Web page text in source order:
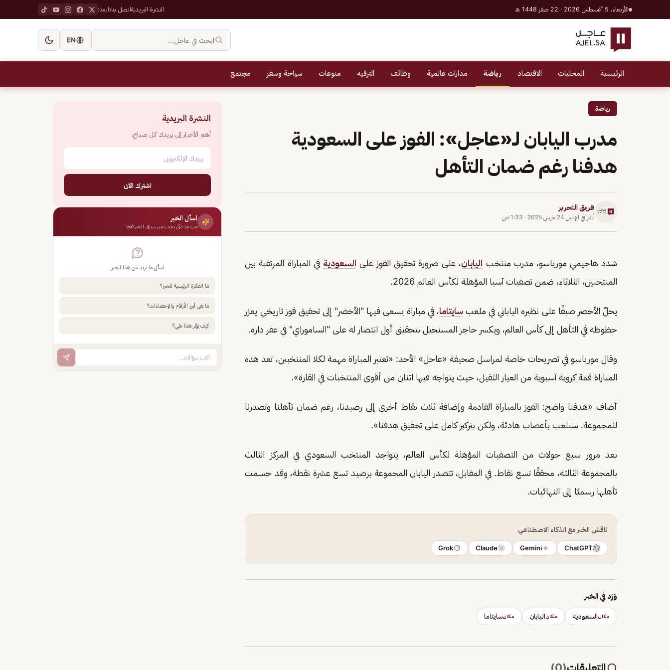
الأربعاء، 5 أغسطس 2026 · 22 صفر 1448 هـ النشرة البريديةاتصل بناتابعنا:
ابحث في عاجل… EN
الرئيسية المحليات الاقتصاد رياضة مدارات عالمية وظائف الترفيه منوعات سياحة وسفر مجتمع
رياضة
مدرب اليابان لـ«عاجل»: الفوز على السعودية
هدفنا رغم ضمان التأهل
فريق التحرير
نُشر في الإثنين 24 مارس 2025 · 1:33 ص
شدد هاجيمي مورياسو، مدرب منتخب اليابان، على ضرورة تحقيق الفوز على السعودية في المباراة المرتقبة بين
المنتخبين، الثلاثاء، ضمن تصفيات آسيا المؤهلة لكأس العالم 2026.
يحلّ الأخضر ضيفًا على نظيره الياباني في ملعبسايتاما، في مباراة يسعى فيها "الأخضر" إلى تحقيق فوز تاريخي يعزز
حظوظه في التأهل إلى كأس العالم، ويكسر حاجز المستحيل بتحقيق أول انتصار له على "الساموراي" في عقر داره.
وقال مورياسو في تصريحات خاصة لمراسل صحيفة «عاجل» الأحد: «تعتبر المباراة مهمة لكلا المنتخبين، تعد هذه
المباراة قمة كروية آسيوية من العيار الثقيل، حيث يتواجه فيها اثنان من أقوى المنتخبات في القارة».
أضاف «هدفنا واضح: الفوز بالمباراة القادمة وإضافة ثلاث نقاط أخرى إلى رصيدنا، رغم ضمان تأهلنا وتصدرنا
للمجموعة. سنلعب بأعصاب هادئة، ولكن بتركيز كامل على تحقيق هدفنا».
بعد مرور سبع جولات من التصفيات المؤهلة لكأس العالم، يتواجد المنتخب السعودي في المركز الثالث
بالمجموعة الثالثة، محققًا تسع نقاط. في المقابل، تتصدر اليابان المجموعة برصيد تسع عشرة نقطة، وقد حسمت
تأهلها رسميًا إلى النهائيات.
ناقش الخبر مع الذكاء الاصطناعي
ChatGPT
Gemini
Claude
Grok
وَرَد في الخبر
مكانالسعودية مكاناليابان مكانسايتاما
النشرة البريدية
أهم الأخبار إلى بريدك كل صباح.
اشترك الآن
اسأل الخبر
مساعد ذكي يجيب من سياق الخبر فقط
اسأل ما تريد عن هذا الخبر
ما الفكرة الرئيسية للخبر؟
ما هي أبرز الأرقام والإحصاءات؟
كيف يؤثر هذا علي؟